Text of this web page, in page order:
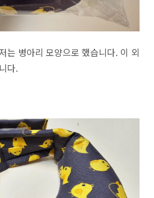
는 병아리 모양으로 했습니다. 이 외
다.